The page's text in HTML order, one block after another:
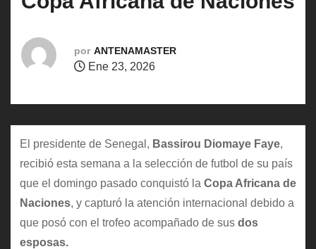
por ANTENAMASTER
Ene 23, 2026
El presidente de Senegal, Bassirou Diomaye Faye,
recibió esta semana a la selección de futbol de su país
que el domingo pasado conquistó la Copa Africana de
Naciones, y capturó la atención internacional debido a
que posó con el trofeo acompañado de sus dos
esposas.